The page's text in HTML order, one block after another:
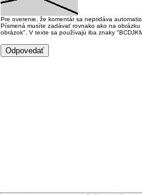
Pre overenie, že komentár sa nepridáva
Písmená musíte zadávať rovnako ako na
obrázok". V texte sa používajú iba znaky